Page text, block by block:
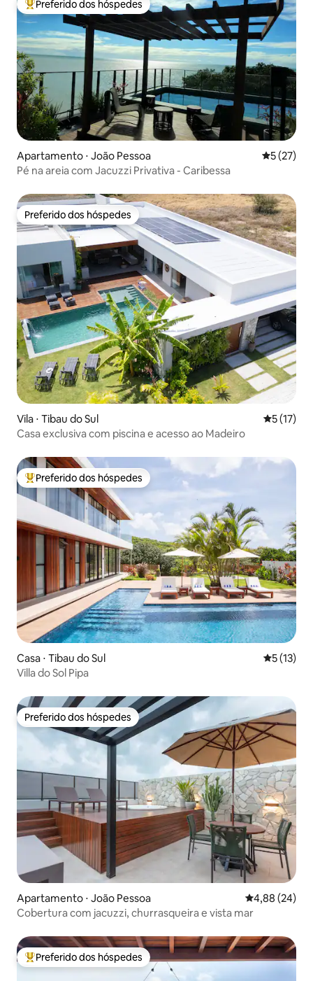
Entre os melhores preferidos dos hóspedes
Preferido dos hóspedes
Apartamento ⋅ João Pessoa 5 de uma
5 (27)
Pé na areia com Jacuzzi Privativa - Caribessa
Preferido dos hóspedes
Preferido dos hóspedes
Vila ⋅ Tibau do Sul 5 de uma
5 (17)
Casa exclusiva com piscina e acesso ao Madeiro
Entre os melhores preferidos dos hóspedes
Preferido dos hóspedes
Casa ⋅ Tibau do Sul 5 de uma
5 (13)
Villa do Sol Pipa
Preferido dos hóspedes
Preferido dos hóspedes
Apartamento ⋅ João Pessoa 4,88 de uma
4,88 (24)
Cobertura com jacuzzi, churrasqueira e vista mar
Entre os melhores preferidos dos hóspedes
Preferido dos hóspedes